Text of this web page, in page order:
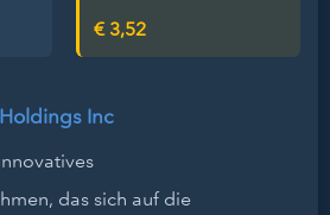
€ 3,52
Inc
das sich auf die